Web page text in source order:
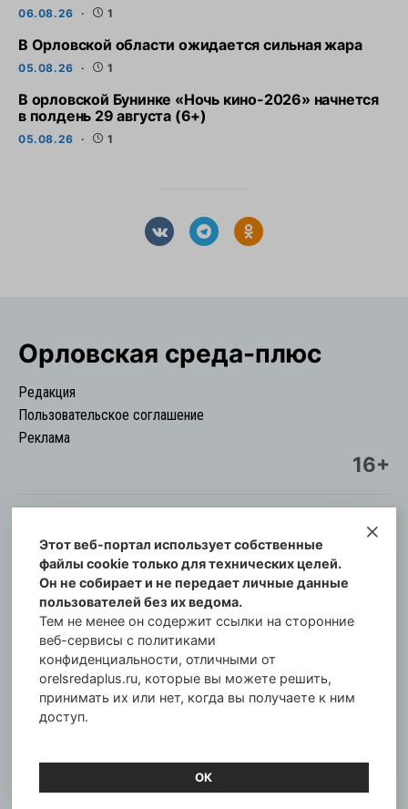
06.08.26 1
В Орловской области ожидается сильная жара
05.08.26 1
В орловской Бунинке «Ночь кино-2026» начнется
в полдень 29 августа (6+)
05.08.26 1
Орловская cреда-плюс
Редакция
Пользовательское соглашение
Реклама
16+
© Информационный городской портал
Орловская cреда-плюс, 2021-2026
Свидетельство о регистрации СМИ: ПИ №57-
00254 от 29 октября 2013 г.
Газета зарегистрирована Управлением
Федеральной службы по надзору в сфере связи,
информационных технологий и массовых
коммуникаций по Орловской области.
Главный редактор: Татьяна Филёва
Этот веб-портал использует собственные
файлы cookie только для технических целей.
Он не собирает и не передает личные данные
пользователей без их ведома.
Тем не менее он содержит ссылки на сторонние
веб-сервисы с политиками
конфиденциальности, отличными от
orelsredaplus.ru, которые вы можете решить,
принимать их или нет, когда вы получаете к ним
доступ.
ОК